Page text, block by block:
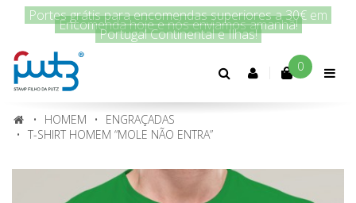
Encomenda hoje e nós enviamos amanhã!
Conta 0
HOMEM
ENGRAÇADAS
T-SHIRT HOMEM “MOLE NÃO ENTRA”